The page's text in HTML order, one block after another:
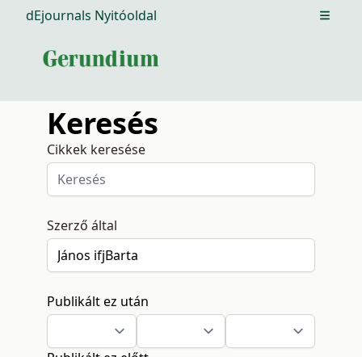
dEjournals Nyitóoldal Open
Keresés
Cikkek keresése
Szerző által
Publikált ez után